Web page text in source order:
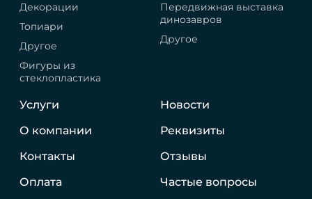
Декорации
Топиари
Другое
Фигуры из
стеклопластика
Передвижная выставка
динозавров
Другое
Услуги
О компании
Контакты
Оплата
Новости
Реквизиты
Отзывы
Частые вопросы